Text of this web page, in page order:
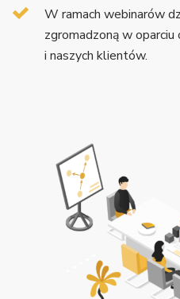
W ramach webinarów
zgromadzoną w
i naszych klientów.